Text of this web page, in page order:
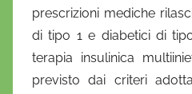
prescrizioni mediche
di tipo 1 e diabetici di
terapia insulinica
previsto dai criteri